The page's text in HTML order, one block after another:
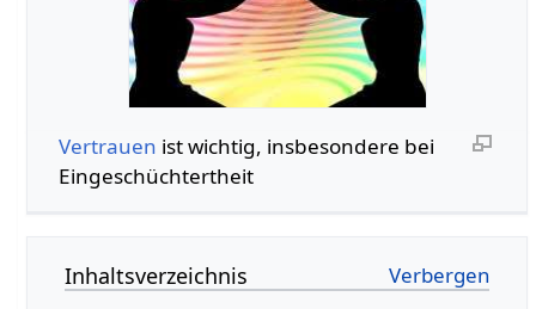
Vertrauen ist wichtig, insbesondere bei
Eingeschüchtertheit
Inhaltsverzeichnis